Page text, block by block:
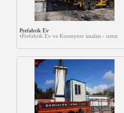
Prefabrik Ev
•Prefabrik Ev ve Konteyner imalatı - izmir